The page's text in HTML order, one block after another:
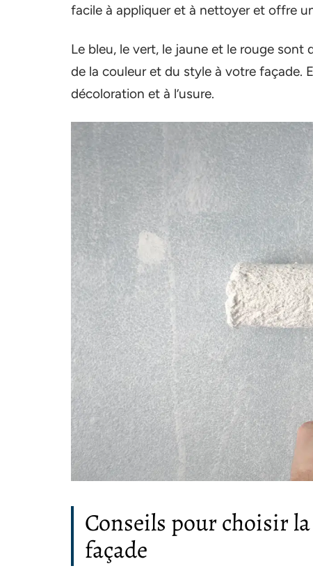
facile à appliquer et à nettoyer et offre
Le bleu, le vert, le jaune et le rouge
de la couleur et du style à votre façade.
décoloration et à l’usure.
Conseils pour choisir
façade